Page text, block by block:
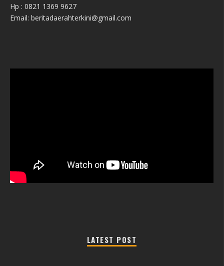
Hp : 0821 1369 9627
Email: beritadaerahterkini@gmail.com
LATEST POST